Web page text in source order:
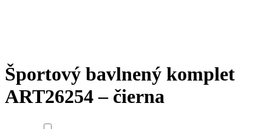
Športový bavlnený komplet
ART26254 – čierna